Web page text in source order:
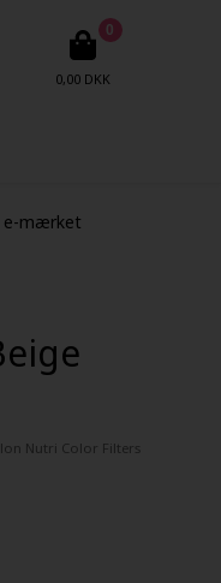
0
0,00 DKK
e-mærket
Nutri Color Filters